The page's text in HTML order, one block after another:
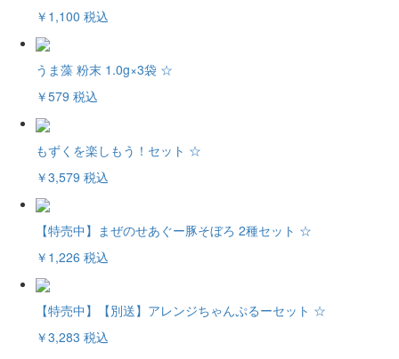
￥1,100 税込
うま藻 粉末 1.0g×3袋 ☆
￥579 税込
もずくを楽しもう！セット ☆
￥3,579 税込
【特売中】まぜのせあぐー豚そぼろ 2種セット ☆
￥1,226 税込
【特売中】【別送】アレンジちゃんぷるーセット ☆
￥3,283 税込